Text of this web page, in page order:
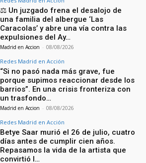
⚖️ Un juzgado frena el desalojo de
una familia del albergue ‘Las
Caracolas’ y abre una vía contra las
expulsiones del Ay…
Madrid en Accion - 08/08/2026
Redes Madrid en Acción
“Si no pasó nada más grave, fue
porque supimos reaccionar desde los
barrios”. En una crisis fronteriza con
un trasfondo…
Madrid en Accion - 08/08/2026
Redes Madrid en Acción
Betye Saar murió el 26 de julio, cuatro
días antes de cumplir cien años.
Repasamos la vida de la artista que
convirtió l…